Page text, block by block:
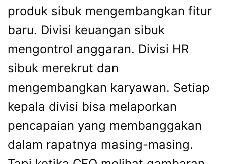
produk sibuk mengembangkan fitur
baru. Divisi keuangan sibuk
mengontrol anggaran. Divisi HR
sibuk merekrut dan
mengembangkan karyawan. Setiap
kepala divisi bisa melaporkan
pencapaian yang membanggakan
dalam rapatnya masing-masing.